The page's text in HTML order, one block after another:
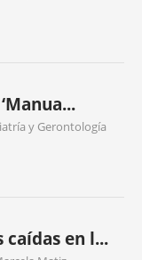
y Gerontología
en l...